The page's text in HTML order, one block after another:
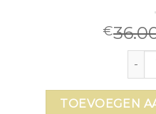
€
TOEVOEGEN